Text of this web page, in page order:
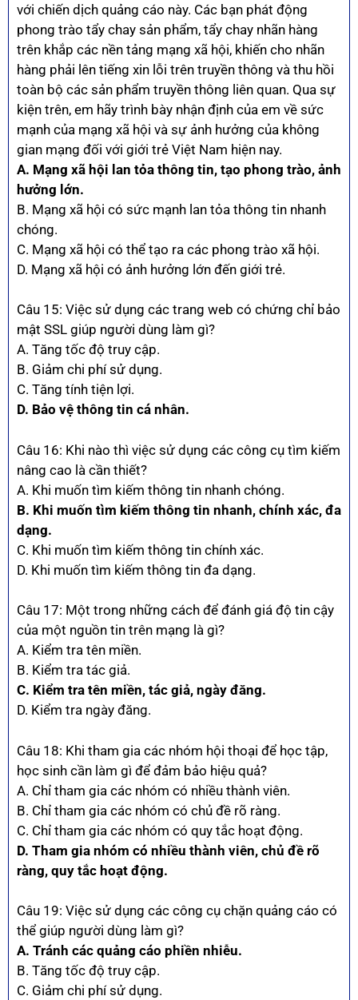
với chiến dịch quảng cáo này. Các bạn phát động
phong trào tẩy chay sản phẩm, tẩy chay nhãn hàng
trên khắp các nền tảng mạng xã hội, khiến cho nhãn
hàng phải lên tiếng xin lỗi trên truyền thông và thu hồi
toàn bộ các sản phẩm truyền thông liên quan. Qua sự
kiện trên, em hãy trình bày nhận định của em về sức
mạnh của mạng xã hội và sự ảnh hưởng của không
gian mạng đối với giới trẻ Việt Nam hiện nay.
A. Mạng xã hội lan tỏa thông tin, tạo phong trào, ảnh
hưởng lớn.
B. Mạng xã hội có sức mạnh lan tỏa thông tin nhanh
chóng.
C. Mạng xã hội có thể tạo ra các phong trào xã hội.
D. Mạng xã hội có ảnh hưởng lớn đến giới trẻ.
Câu 15: Việc sử dụng các trang web có chứng chỉ bảo
mật SSL giúp người dùng làm gì?
A. Tăng tốc độ truy cập.
B. Giảm chi phí sử dụng.
C. Tăng tính tiện lợi.
D. Bảo vệ thông tin cá nhân.
Câu 16: Khi nào thì việc sử dụng các công cụ tìm kiếm
nâng cao là cần thiết?
A. Khi muốn tìm kiếm thông tin nhanh chóng.
B. Khi muốn tìm kiếm thông tin nhanh, chính xác, đa
dạng.
C. Khi muốn tìm kiếm thông tin chính xác.
D. Khi muốn tìm kiếm thông tin đa dạng.
Câu 17: Một trong những cách để đánh giá độ tin cậy
của một nguồn tin trên mạng là gì?
A. Kiểm tra tên miền.
B. Kiểm tra tác giả.
C. Kiểm tra tên miền, tác giả, ngày đăng.
D. Kiểm tra ngày đăng.
Câu 18: Khi tham gia các nhóm hội thoại để học tập,
học sinh cần làm gì để đảm bảo hiệu quả?
A. Chỉ tham gia các nhóm có nhiều thành viên.
B. Chỉ tham gia các nhóm có chủ đề rõ ràng.
C. Chỉ tham gia các nhóm có quy tắc hoạt động.
D. Tham gia nhóm có nhiều thành viên, chủ đề rõ
ràng, quy tắc hoạt động.
Câu 19: Việc sử dụng các công cụ chặn quảng cáo có
thể giúp người dùng làm gì?
A. Tránh các quảng cáo phiền nhiễu.
B. Tăng tốc độ truy cập.
C. Giảm chi phí sử dụng.